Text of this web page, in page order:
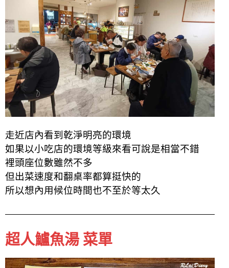
走近店內看到乾淨明亮的環境
如果以小吃店的環境等級來看可說是相當不錯
裡頭座位數雖然不多
但出菜速度和翻桌率都算挺快的
所以想內用候位時間也不至於等太久
超人鱸魚湯 菜單